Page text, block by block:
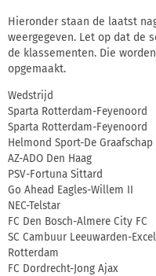
Hieronder staan de laatst
weergegeven. Let op dat de
de klassementen. Die
opgemaakt.
Wedstrijd
Sparta Rotterdam-Feyenoord
Sparta Rotterdam-Feyenoord
Helmond Sport-De Graafschap
AZ-ADO Den Haag
PSV-Fortuna Sittard
Go Ahead Eagles-Willem II
NEC-Telstar
FC Den Bosch-Almere City FC
SC Cambuur Leeuwarden-
Rotterdam
FC Dordrecht-Jong Ajax